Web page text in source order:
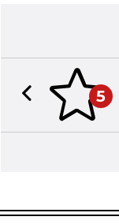
5
Previous slide